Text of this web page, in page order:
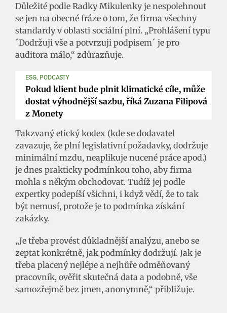
Důležité podle Radky Mikulenky je nespolehnout
se jen na obecné fráze o tom, že firma všechny
standardy v oblasti sociální plní. „Prohlášení typu
´Dodržuji vše a potvrzuji podpisem´ je pro
auditora málo,“ zdůrazňuje.
ESG, PODCASTY
Pokud klient bude plnit klimatické cíle, může
dostat výhodnější sazbu, říká Zuzana Filipová
z Monety
Takzvaný etický kodex (kde se dodavatel
zavazuje, že plní legislativní požadavky, dodržuje
minimální mzdu, neaplikuje nucené práce apod.)
je dnes prakticky podmínkou toho, aby firma
mohla s někým obchodovat. Tudíž jej podle
expertky podepíší všichni, i když vědí, že to tak
být nemusí, protože je to podmínka získání
zakázky.
„Je třeba provést důkladnější analýzu, anebo se
zeptat konkrétně, jak podmínky dodržují. Jak je
třeba placený nejlépe a nejhůře odměňovaný
pracovník, ověřit skutečná data a podobně, vše
samozřejmě bez jmen, anonymně,“ přibližuje.